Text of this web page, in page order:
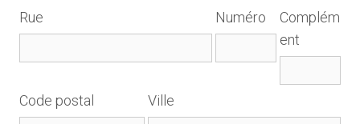
Rue
Numéro
Complém
ent
Code postal Ville